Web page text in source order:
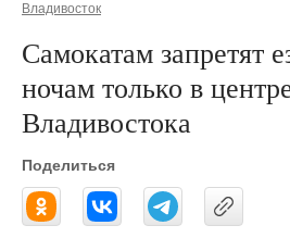
Владивосток
Самокатам запретят
ночам только в
Владивостока
Поделиться